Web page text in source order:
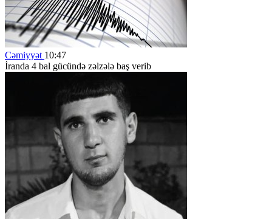
Cəmiyyət 10:47
İranda 4 bal gücündə zəlzələ baş verib